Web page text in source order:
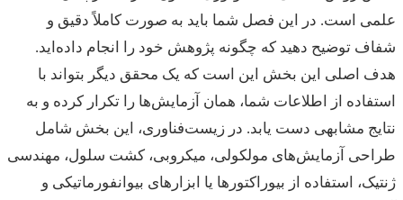
است. در این فصل شما باید به صورت کاملاً دقیق و
توضیح دهید که چگونه پژوهش خود را انجام داده‌اید.
اصلی این بخش این است که یک محقق دیگر بتواند با
از اطلاعات شما، همان آزمایش‌ها را تکرار کرده و به
مشابهی دست یابد. در زیست‌فناوری، این بخش شامل
آزمایش‌های مولکولی، میکروبی، کشت سلول، مهندسی
استفاده از بیوراکتورها یا ابزارهای بیوانفورماتیکی و